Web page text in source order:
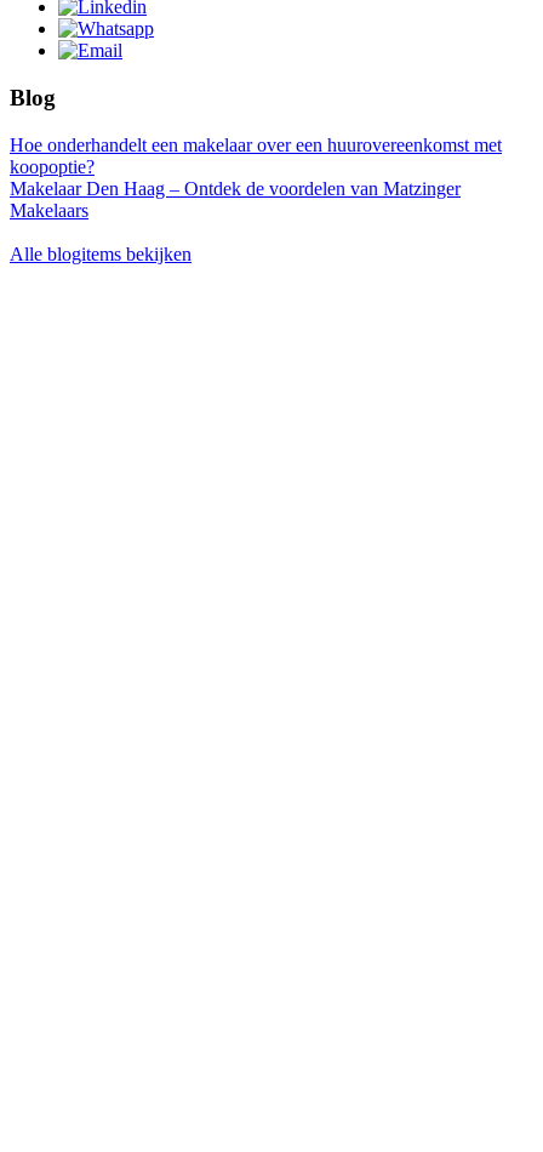
Blog
Hoe onderhandelt een makelaar over een huurovereenkomst met
koopoptie?
Makelaar Den Haag – Ontdek de voordelen van Matzinger
Makelaars
Alle blogitems bekijken